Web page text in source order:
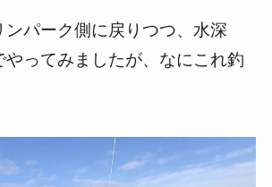
ンパーク側に戻りつつ、水深
やってみましたが、なにこれ釣